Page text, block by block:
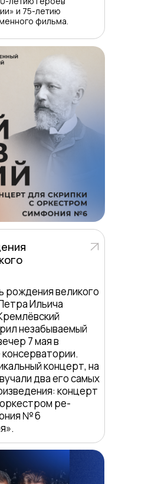
рождения великого
Ильича
незабываемый
7 мая в
концерт, на
два его самых
концерт
ре-
№ 6
и 75-летию
фильма.